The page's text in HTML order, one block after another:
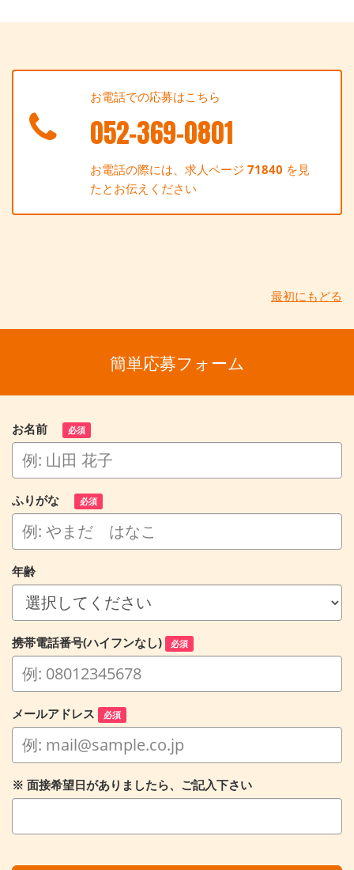
お電話での応募はこちら
052-369-0801
お電話の際には、求人ページ71840 を見
たとお伝えください
最初にもどる
簡単応募フォーム
お名前 必須
ふりがな 必須
年齢
携帯電話番号(ハイフンなし) 必須
メールアドレス 必須
※ 面接希望日がありましたら、ご記入下さい